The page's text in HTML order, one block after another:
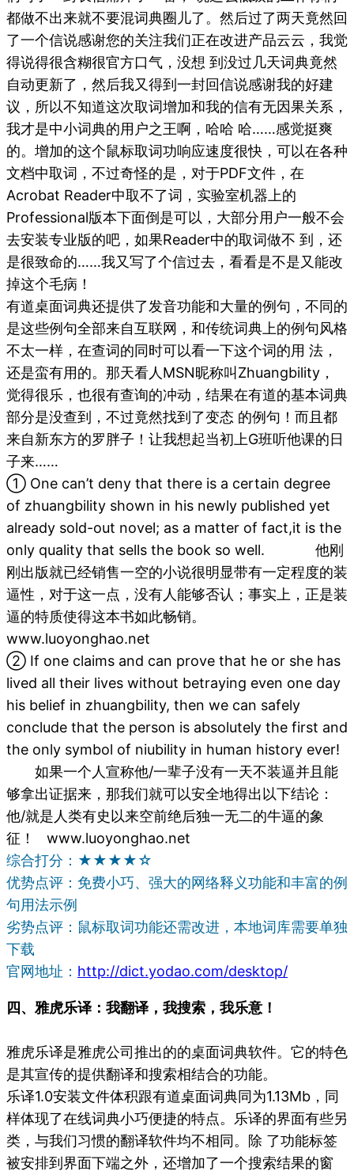
都做不出来就不要混词典圈儿了。然后过了两天竟然回
了一个信说感谢您的关注我们正在改进产品云云，我觉
得说得很含糊很官方口气，没想 到没过几天词典竟然
自动更新了，然后我又得到一封回信说感谢我的好建
议，所以不知道这次取词增加和我的信有无因果关系，
我才是中小词典的用户之王啊，哈哈 哈……感觉挺爽
的。增加的这个鼠标取词功响应速度很快，可以在各种
文档中取词，不过奇怪的是，对于PDF文件，在
Acrobat Reader中取不了词，实验室机器上的
Professional版本下面倒是可以，大部分用户一般不会
去安装专业版的吧，如果Reader中的取词做不 到，还
是很致命的……我又写了个信过去，看看是不是又能改
掉这个毛病！
有道桌面词典还提供了发音功能和大量的例句，不同的
是这些例句全部来自互联网，和传统词典上的例句风格
不太一样，在查词的同时可以看一下这个词的用 法，
还是蛮有用的。那天看人MSN昵称叫Zhuangbility，
觉得很乐，也很有查询的冲动，结果在有道的基本词典
部分是没查到，不过竟然找到了变态 的例句！而且都
来自新东方的罗胖子！让我想起当初上G班听他课的日
子来……
① One can’t deny that there is a certain degree
of zhuangbility shown in his newly published yet
already sold-out novel; as a matter of fact,it is the
only quality that sells the book so well. 他刚
刚出版就已经销售一空的小说很明显带有一定程度的装
逼性，对于这一点，没有人能够否认；事实上，正是装
逼的特质使得这本书如此畅销。
www.luoyonghao.net
② If one claims and can prove that he or she has
lived all their lives without betraying even one day
his belief in zhuangbility, then we can safely
conclude that the person is absolutely the first and
the only symbol of niubility in human history ever!
如果一个人宣称他/一辈子没有一天不装逼并且能
够拿出证据来，那我们就可以安全地得出以下结论：
他/就是人类有史以来空前绝后独一无二的牛逼的象
征！ www.luoyonghao.net
综合打分：★★★★☆
优势点评：免费小巧、强大的网络释义功能和丰富的例
句用法示例
劣势点评：鼠标取词功能还需改进，本地词库需要单独
下载
官网地址： http://dict.yodao.com/desktop/
四、雅虎乐译：我翻译，我搜索，我乐意！
雅虎乐译是雅虎公司推出的的桌面词典软件。它的特色
是其宣传的提供翻译和搜索相结合的功能。
乐译1.0安装文件体积跟有道桌面词典同为1.13Mb，同
样体现了在线词典小巧便捷的特点。乐译的界面有些另
类，与我们习惯的翻译软件均不相同。除 了功能标签
被安排到界面下端之外，还增加了一个搜索结果的窗